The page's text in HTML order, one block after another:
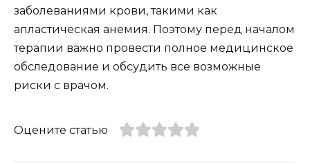
заболеваниями крови, такими как
апластическая анемия. Поэтому перед началом
терапии важно провести полное медицинское
обследование и обсудить все возможные
риски с врачом.
Оцените статью